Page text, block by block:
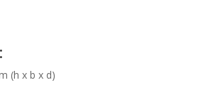
(h x b x d)